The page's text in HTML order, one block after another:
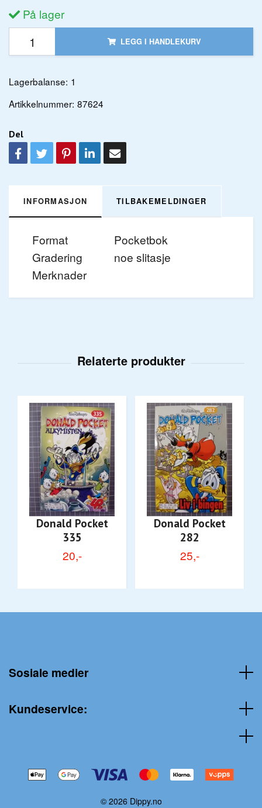
På lager
LEGG I HANDLEKURV
Lagerbalanse: 1
Artikkelnummer: 87624
Del
INFORMASJON TILBAKEMELDINGER
Format
Pocketbok
Gradering
noe slitasje
Merknader
Donald Pocket
335
20,-
Donald Pocket
282
25,-
Sosiale medier
Kundeservice:
© 2026 Dippy.no